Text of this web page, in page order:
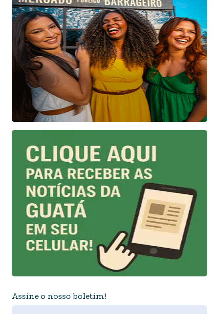
Assine o nosso boletim!